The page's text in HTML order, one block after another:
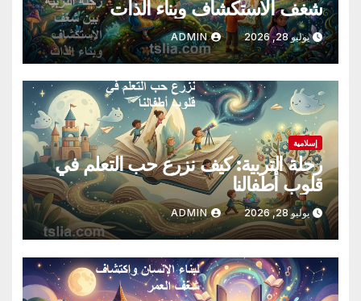
شغف الاستكشاف وبناء الذات
يوليو 28, 2026 ADMIN
إسلامية
رحلة التربية: كيف نزرع حب التعلم في
قلوب أطفالنا
يوليو 28, 2026 ADMIN